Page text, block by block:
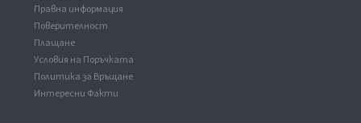
Правна информация
Поверителност
Плащане
Условия на Поръчката
Политика за Връщане
Интересни Факти